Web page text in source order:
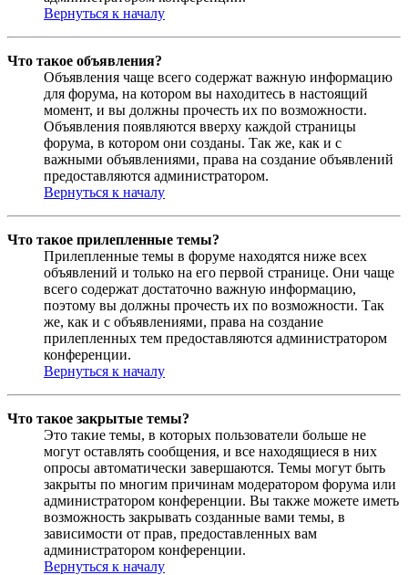
Вернуться к началу
Что такое объявления?
Объявления чаще всего содержат важную информацию
для форума, на котором вы находитесь в настоящий
момент, и вы должны прочесть их по возможности.
Объявления появляются вверху каждой страницы
форума, в котором они созданы. Так же, как и с
важными объявлениями, права на создание объявлений
предоставляются администратором.
Вернуться к началу
Что такое прилепленные темы?
Прилепленные темы в форуме находятся ниже всех
объявлений и только на его первой странице. Они чаще
всего содержат достаточно важную информацию,
поэтому вы должны прочесть их по возможности. Так
же, как и с объявлениями, права на создание
прилепленных тем предоставляются администратором
конференции.
Вернуться к началу
Что такое закрытые темы?
Это такие темы, в которых пользователи больше не
могут оставлять сообщения, и все находящиеся в них
опросы автоматически завершаются. Темы могут быть
закрыты по многим причинам модератором форума или
администратором конференции. Вы также можете иметь
возможность закрывать созданные вами темы, в
зависимости от прав, предоставленных вам
администратором конференции.
Вернуться к началу